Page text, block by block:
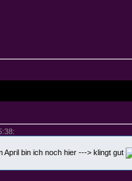
April bin ich noch hier ---> klingt gut